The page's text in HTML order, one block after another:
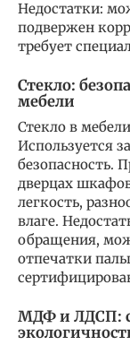
Недостатки:
подвержен
требует
Стекло:
мебели
Стекло в
Используется
безопасность.
дверцах
легкость,
влаге.
обращения,
отпечатки
МДФ и ЛДСП: